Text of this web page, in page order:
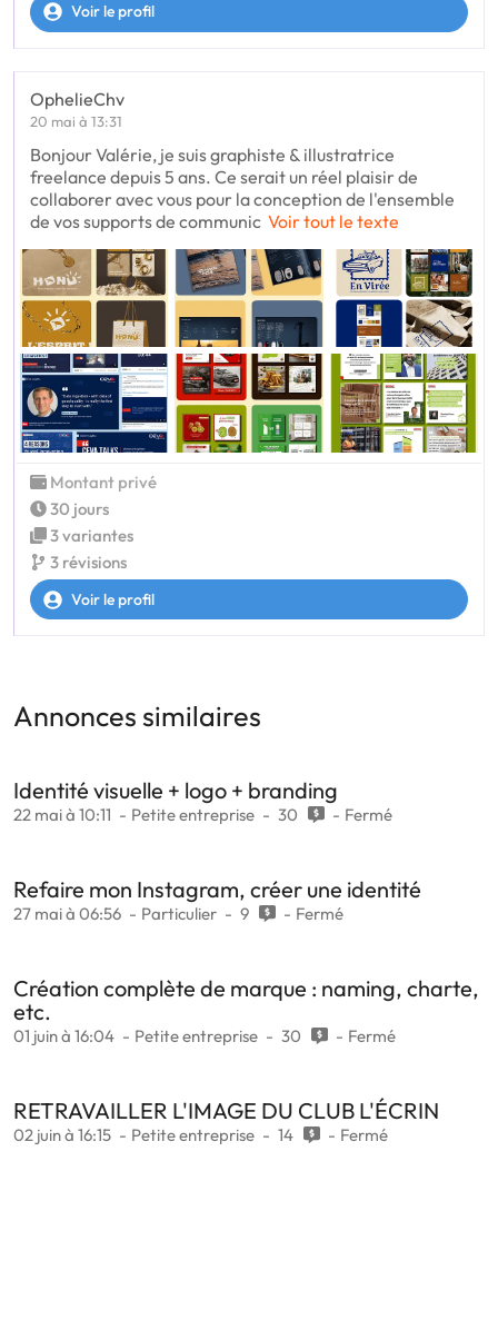
Voir le profil
OphelieChv
20 mai à 13:31
Bonjour Valérie, je suis graphiste & illustratrice
freelance depuis 5 ans. Ce serait un réel plaisir de
collaborer avec vous pour la conception de l'ensemble
de vos supports de communic Voir tout le texte
Montant privé
30 jours
3 variantes
3 révisions
Voir le profil
Annonces similaires
Identité visuelle + logo + branding
22 mai à 10:11 Petite entreprise 30 Fermé
Refaire mon Instagram, créer une identité
27 mai à 06:56 Particulier 9 Fermé
Création complète de marque : naming, charte,
etc.
01 juin à 16:04 Petite entreprise 30 Fermé
RETRAVAILLER L'IMAGE DU CLUB L'ÉCRIN
02 juin à 16:15 Petite entreprise 14 Fermé